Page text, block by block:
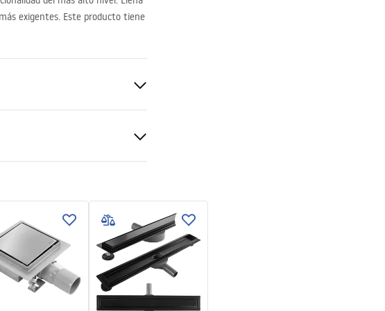
exigentes. Este producto tiene
ducha o en el suelo